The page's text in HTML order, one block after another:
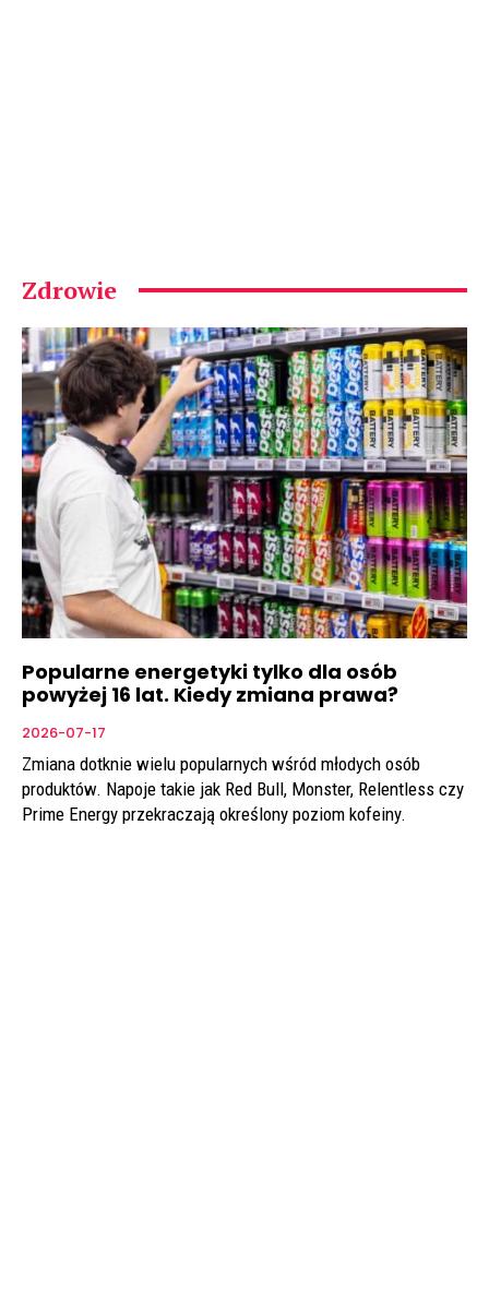
Zdrowie
Popularne energetyki tylko dla osób
powyżej 16 lat. Kiedy zmiana prawa?
2026-07-17
Zmiana dotknie wielu popularnych wśród młodych osób
produktów. Napoje takie jak Red Bull, Monster, Relentless czy
Prime Energy przekraczają określony poziom kofeiny.